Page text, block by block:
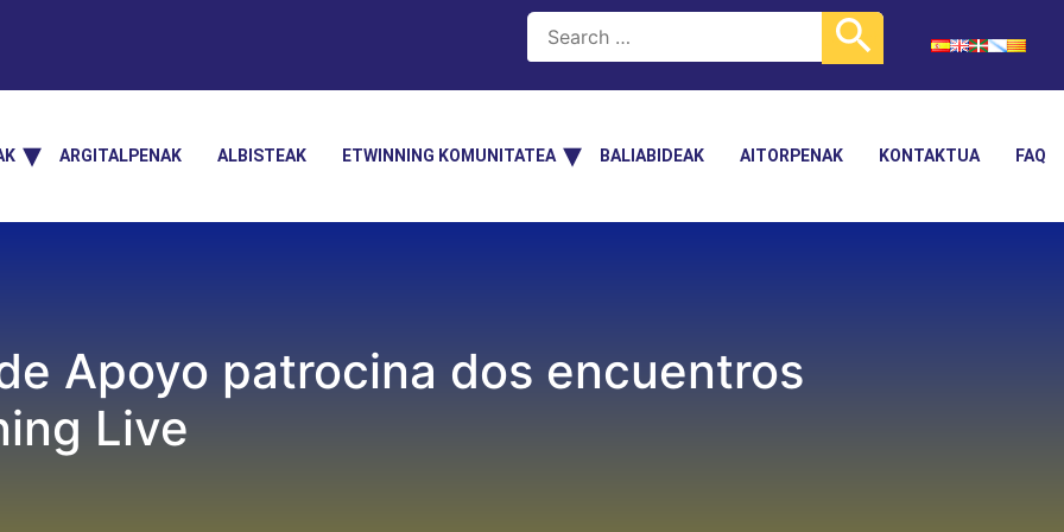
ARGITALPENAK ALBISTEAK ETWINNING KOMUNITATEA BALIABIDEAK AITORPENAK KONTAKTUA FAQ
Apoyo patrocina dos encuentros
Live